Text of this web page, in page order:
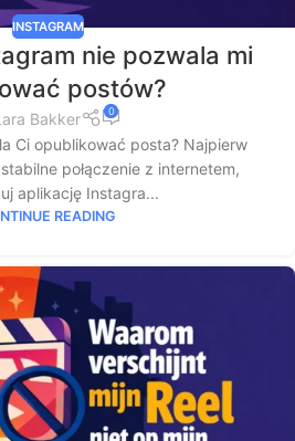
INSTAGRAM
nie pozwala mi
postów?
Bakker 0
Ci opublikować posta? Najpierw
połączenie z internetem,
aplikację Instagra...
READING